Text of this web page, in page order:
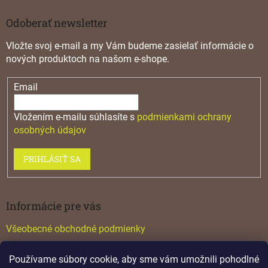
Používame súbory cookie, aby sme vám umožnili pohodlné
Odoberať newsletter
Vložte svoj e-mail a my Vám budeme zasielať informácie o
nových produktoch na našom e-shope.
Email
Vložením e-mailu súhlasíte s podmienkami ochrany
osobných údajov
PRIHLÁSIŤ SA
Informácie pre vás
Všeobecné obchodné podmienky
Katalógy